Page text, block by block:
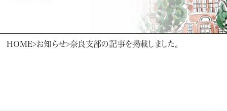
HOME お知らせ 奈良支部の記事を掲載しました。